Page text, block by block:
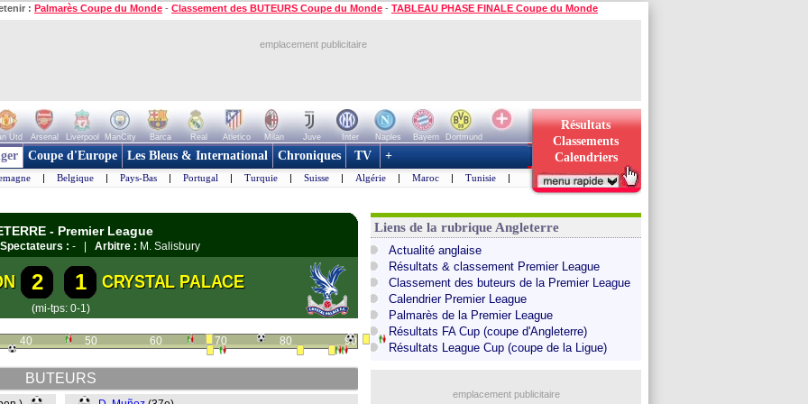
: Palmarès Coupe du Monde - Classement des BUTEURS Coupe du Monde - TABLEAU PHASE FINALE Coupe du Monde
emplacement publicitaire
Utd Arsenal Liverpool ManCity Barca Real Atletico Milan Juve Inter Naples Bayern Dortmund
Résultats
Classements
Calendriers
Coupe d'Europe Les Bleus & International Chroniques TV +
| Belgique | Pays-Bas | Portugal | Turquie | Suisse | Algérie | Maroc | Tunisie |
- Premier League
Spectateurs : - | Arbitre : M. Salisbury
2 1 CRYSTAL PALACE
(mi-tps: 0-1)
40 50 60 70 80 90
BUTEURS
Liens de la rubrique Angleterre
Actualité anglaise
Résultats & classement Premier League
Classement des buteurs de la Premier League
Calendrier Premier League
Palmarès de la Premier League
Résultats FA Cup (coupe d'Angleterre)
Résultats League Cup (coupe de la Ligue)
emplacement publicitaire